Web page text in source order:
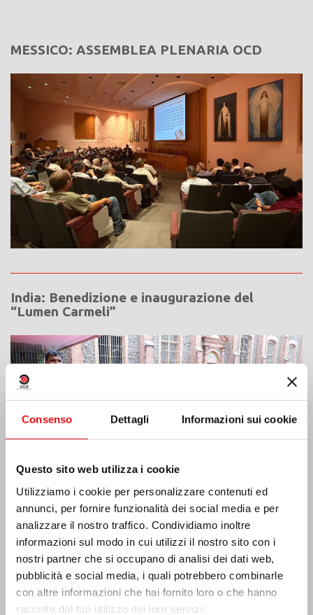
Consenso Dettagli Informazioni sui cookie
Questo sito web utilizza i cookie
Utilizziamo i cookie per personalizzare contenuti ed
annunci, per fornire funzionalità dei social media e per
analizzare il nostro traffico. Condividiamo inoltre
informazioni sul modo in cui utilizzi il nostro sito con i
nostri partner che si occupano di analisi dei dati web,
pubblicità e social media, i quali potrebbero combinarle
con altre informazioni che hai fornito loro o che hanno
raccolto dal tuo utilizzo dei loro servizi.
MESSICO: ASSEMBLEA PLENARIA OCD
India: Benedizione e inaugurazione del
“Lumen Carmeli”
Costa d’Avorio: doppio Giubileo d’Argento